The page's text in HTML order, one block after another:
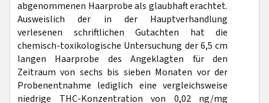
abgenommenen Haarprobe als glaubhaft erachtet.
Ausweislich der in der Hauptverhandlung
verlesenen schriftlichen Gutachten hat die
chemisch-toxikologische Untersuchung der 6,5 cm
langen Haarprobe des Angeklagten für den
Zeitraum von sechs bis sieben Monaten vor der
Probenentnahme lediglich eine vergleichsweise
niedrige THC-Konzentration von 0,02 ng/mg